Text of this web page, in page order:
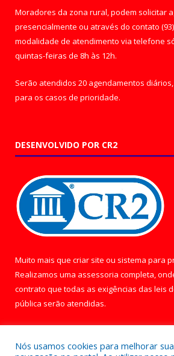
Moradores da zona rural, podem solicitar
presencialmente ou através do contato (93)
modalidade de atendimento via telefone
quintas-feiras de 8h às 12h.
Serão atendidos 20 agendamentos
para os casos de prioridade.
DESENVOLVIDO POR CR2
Muito mais que criar site ou sistema para
Realizamos uma assessoria completa,
contrato que todas as exigências das leis
pública serão atendidas.
Nós usamos cookies para melhorar